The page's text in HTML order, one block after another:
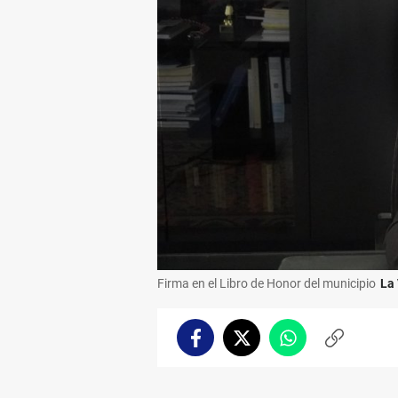
Firma en el Libro de Honor del municipio La
FacebookTwitterWhatsappCopiar